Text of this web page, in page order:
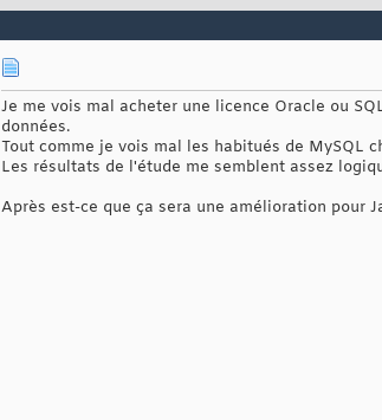
Je me vois mal acheter une licence Oracle ou
données.
Tout comme je vois mal les habitués de MySQL
Les résultats de l'étude me semblent assez
Après est-ce que ça sera une amélioration pour